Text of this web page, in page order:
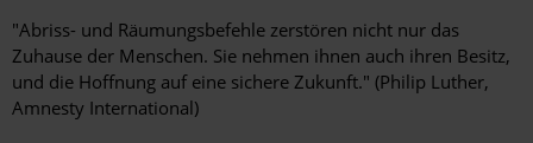
"Abriss- und Räumungsbefehle zerstören nicht nur das
Zuhause der Menschen. Sie nehmen ihnen auch ihren Besitz,
und die Hoffnung auf eine sichere Zukunft." (Philip Luther,
Amnesty International)